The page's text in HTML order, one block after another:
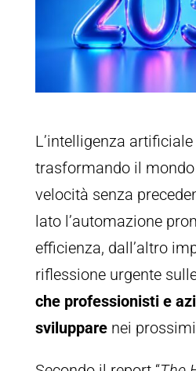
L’intelligenza
trasformando il
velocità senza
lato l’automazione
efficienza, dall’altro
riflessione urgente
che professionisti e
svilupparenei